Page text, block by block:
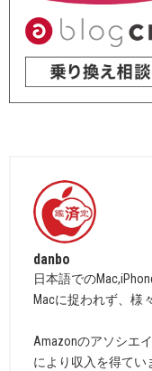
danbo
日本語での
Macに捉われず、様
Amazonのアソシエ
により収入を得てい